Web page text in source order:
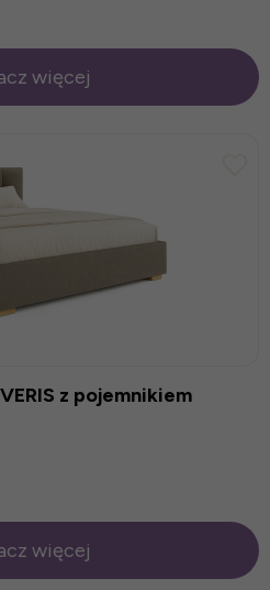
więcej
z pojemnikiem
więcej